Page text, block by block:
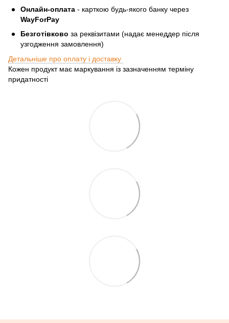
Онлайн-оплата - карткою будь-якого банку через
WayForPay
Безготівково за реквізитами (надає менеддер після
узгодження замовлення)
Детальніше про оплату і доставку
Кожен продукт має маркування із зазначенням терміну
придатності